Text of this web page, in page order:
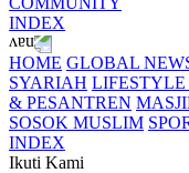
INDEX
HOME GLOBAL
SYARIAH
& PESANTREN
SOSOK MUSLIM
INDEX
Ikuti Kami